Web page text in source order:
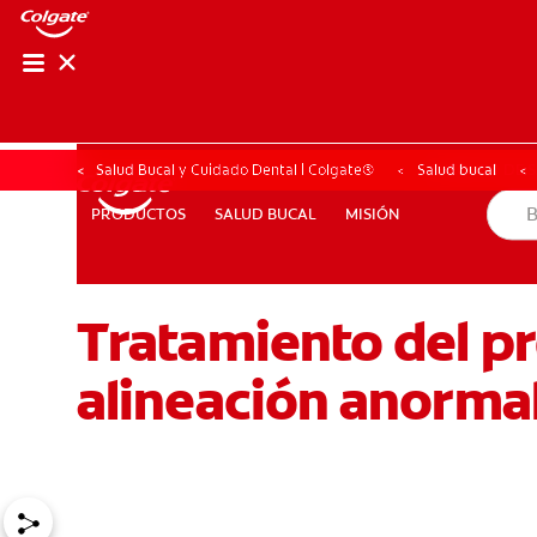
PRODUCTOS SALUD BUCAL MISIÓN
PARA PROFESIONALES CL (ES) SUSCRÍBASE
PRODUCTOS SALUD BUCAL MISIÓN
CHEQUEO DE
Salud Bucal y Cuidado Dental | Colgate® Salud bucal
Tratamiento del
alineación